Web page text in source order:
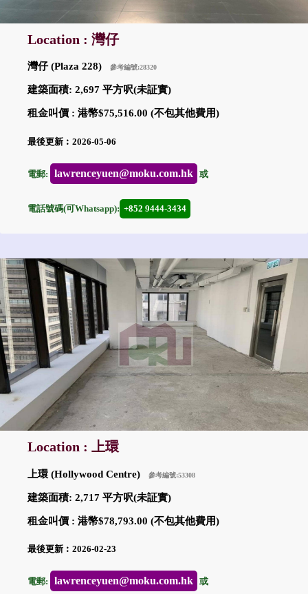
Location : 灣仔
灣仔 (Plaza 228) 參考編號:28320
建築面積: 2,697 平方呎(未証實)
租金叫價 : 港幣$75,516.00 (不包其他費用)
最後更新︰2026-05-06
電郵: lawrenceyuen@moku.com.hk 或
電話號碼(可Whatsapp): +852 9444-3434
Location : 上環
上環 (Hollywood Centre) 參考編號:53308
建築面積: 2,717 平方呎(未証實)
租金叫價 : 港幣$78,793.00 (不包其他費用)
最後更新︰2026-02-23
電郵: lawrenceyuen@moku.com.hk 或